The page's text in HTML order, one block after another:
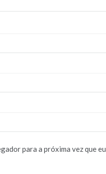
para a próxima vez que